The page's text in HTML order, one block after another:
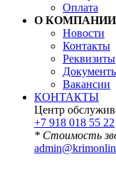
Оплата
О КОМПАНИИ
Новости
Контакты
Реквизиты
Вакансии
КОНТАКТЫ
Центр
+7 918 018 55 22
* Стоимость